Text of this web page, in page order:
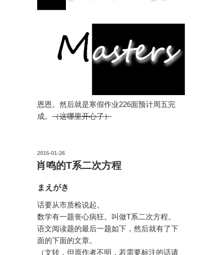
恩恩。然后就是寒假作业226面预计周五完
成。（这哪里开心了）
投
稿
日:
2015-01-26
肖鸣的T系二次方程
まえがき
话要从市质检说起。
数学有一题丧心病狂。叫做T系二次方程。
语文阅读题的最后一题如下，然后就有了下
面的下面的文章。
（文转，但原作者不明，若需要标注的话请